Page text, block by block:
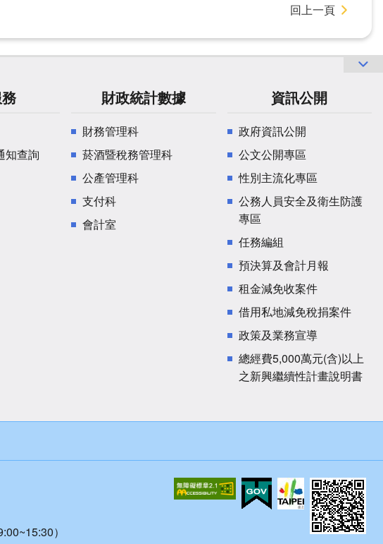
回上一頁
知查詢
財政統計數據
財務管理科
菸酒暨稅務管理科
公產管理科
支付科
會計室
資訊公開
政府資訊公開
公文公開專區
性別主流化專區
公務人員安全及衛生防護
專區
任務編組
預決算及會計月報
租金減免收案件
借用私地減免稅捐案件
政策及業務宣導
總經費5,000萬元(含)以上
之新興繼續性計畫說明書
）